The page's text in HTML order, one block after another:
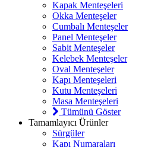
Kapak Menteşeleri
Okka Menteşeler
Cumbalı Menteşeler
Panel Menteşeler
Sabit Menteşeler
Kelebek Menteşeler
Oval Menteşeler
Kapı Menteşeleri
Kutu Menteşeleri
Masa Menteşeleri
Tümünü Göster
Tamamlayıcı Ürünler
Sürgüler
Kapı Numaraları